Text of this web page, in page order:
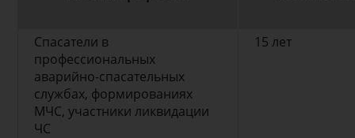
Спасатели в
профессиональных
аварийно-спасательных
службах, формированиях
МЧС, участники ликвидации
ЧС
15 лет